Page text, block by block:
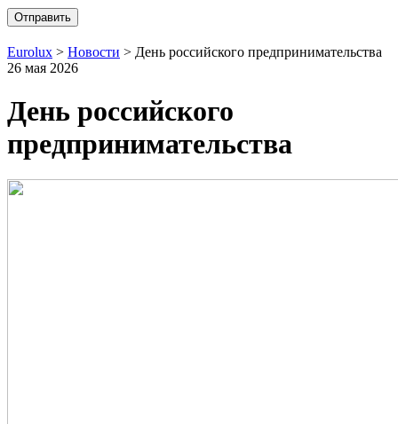
Eurolux > Новости > День российского предпринимательства
26 мая 2026
День российского
предпринимательства